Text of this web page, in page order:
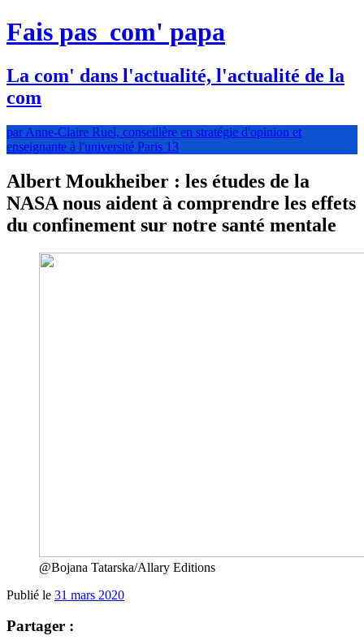
Fais pas com' papa
La com' dans l'actualité, l'actualité de la
com
par Anne-Claire Ruel, conseillère en stratégie d'opinion et
enseignante à l'université Paris 13
Albert Moukheiber : les études de la
NASA nous aident à comprendre les effets
du confinement sur notre santé mentale
@Bojana Tatarska/Allary Editions
Publié le 31 mars 2020
Partager :